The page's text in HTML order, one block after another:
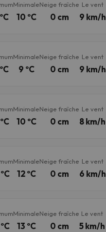
Minimale
10 ºC
Neige fraîche
0 cm
Le vent
9 km/h
Minimale
9 ºC
Neige fraîche
0 cm
Le vent
9 km/h
Minimale
10 ºC
Neige fraîche
0 cm
Le vent
8 km/h
Minimale
12 ºC
Neige fraîche
0 cm
Le vent
6 km/h
Minimale
13 ºC
Neige fraîche
0 cm
Le vent
5 km/h